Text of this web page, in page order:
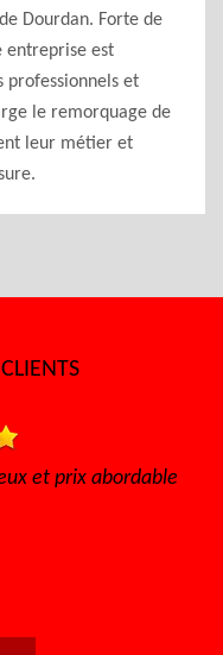
Dourdan. Forte de
entreprise est
professionnels et
le remorquage de
leur métier et
Très bon